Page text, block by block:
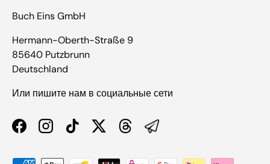
Buch Eins GmbH
Hermann-Oberth-Straße 9
85640 Putzbrunn
Deutschland
Или пишите нам в социальные сети
FacebookInstagramTikTokTwitterThreads